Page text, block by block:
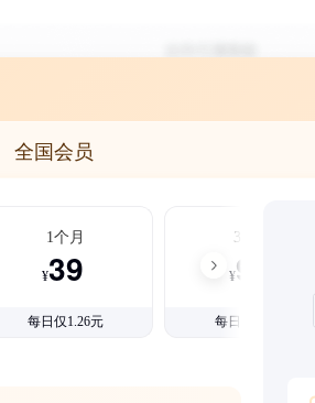
全国会员
1个月
¥39
每日仅1.26元
3个月
¥99
每日仅1.08元